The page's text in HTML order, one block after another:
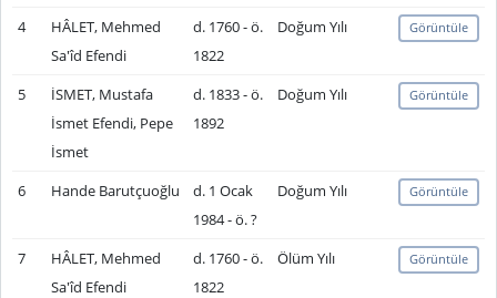
4
HÂLET, Mehmed
Sa'îd Efendi
d. 1760 - ö.
1822
Doğum Yılı Görüntüle
5
İSMET, Mustafa
İsmet Efendi, Pepe
İsmet
d. 1833 - ö.
1892
Doğum Yılı Görüntüle
6 Hande Barutçuoğlu
d. 1 Ocak
1984 - ö. ?
Doğum Yılı Görüntüle
7
HÂLET, Mehmed
Sa'îd Efendi
d. 1760 - ö.
1822
Ölüm Yılı Görüntüle